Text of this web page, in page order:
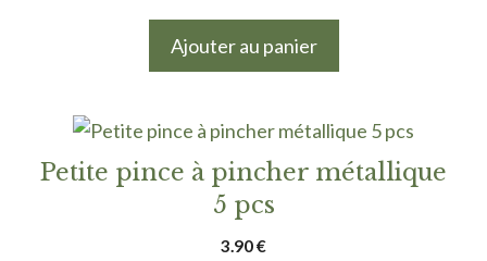
Ajouter au panier
Petite pince à pincher métallique
5 pcs
3.90€